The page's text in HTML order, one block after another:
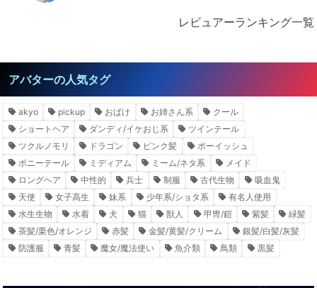
レビュアーランキング一覧
アバターの人気タグ
akyo pickup おばけ お姉さん系
クール
ショートヘア
ダンディ/イケおじ系
ツインテール
ツクルノモリ
ドラゴン ピンク髪
ボーイッシュ
ポニーテール
ミディアム ミーム/ネタ系
メイド
ロングヘア
中性的 兵士 制服 古代生物
吸血鬼
天使
女子高生 妹系 少年系/ショタ系
有名人使用
水生生物
水着 犬 猫 獣人 甲冑/鎧 紫髪
緑髪
茶髪/栗色/オレンジ
赤髪 金髪/黄髪/クリーム
銀髪/白髪/灰髪
防護服
青髪 魔女/魔法使い 魚介類 鳥類 黒髪